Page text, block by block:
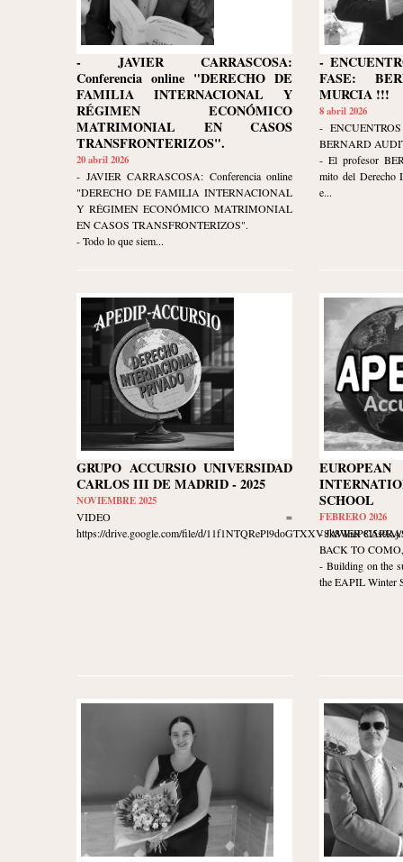
- JAVIER CARRASCOSA:
Conferencia online "DERECHO DE
FAMILIA INTERNACIONAL Y
RÉGIMEN ECONÓMICO
MATRIMONIAL EN CASOS
TRANSFRONTERIZOS".
20 abril 2026
- JAVIER CARRASCOSA: Conferencia online
"DERECHO DE FAMILIA INTERNACIONAL
Y RÉGIMEN ECONÓMICO MATRIMONIAL
EN CASOS TRANSFRONTERIZOS".
- Todo lo que siem...
-
FASE:
MURCIA !!!
8 abril 2026
-
BERNARD
- El profesor
mito del Derecho
e...
GRUPO ACCURSIO UNIVERSIDAD
CARLOS III DE MADRID - 2025
NOVIEMBRE 2025
VIDEO =
https://drive.google.com/file/d/
SCHOOL
FEBRERO 2026
- JAVIER
BACK TO
- Building on the
the EAPIL Winter